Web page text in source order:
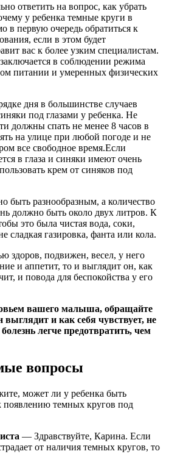
ответить на вопрос, как убрать
у ребенка темные круги в
в первую очередь обратиться к
если в этом будет
вас к более узким специалистам.
в соблюдении режима
питании и умеренных физических
дня в большинстве случаев
под глазами у ребенка. Не
должны спать не менее 8 часов в
на улице при любой погоде и не
все свободное время.Если
в глаза и синяки имеют очень
крем от синяков под
быть разнообразным, а количество
должно быть около двух литров. К
это была чистая вода, соки,
сладкая газировка, фанта или кола.
здоров, подвижен, весел, у него
и аппетит, то и выглядит он, как
и повода для беспокойства у его
вашего малыша, обращайте
и как себя чувствует, не
легче предотвратить, чем
вопросы
может ли у ребенка быть
появлению темных кругов под
— Здравствуйте, Карина. Если
от наличия темных кругов, то